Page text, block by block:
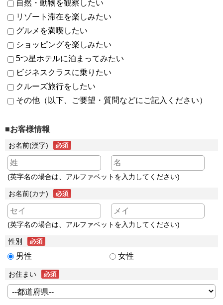
自然・動物を観察したい
リゾート滞在を楽しみたい
グルメを満喫したい
ショッピングを楽しみたい
5つ星ホテルに泊まってみたい
ビジネスクラスに乗りたい
クルーズ旅行をしたい
その他（以下、ご要望・質問などにご記入ください）
■お客様情報
お名前(漢字)
(英字名の場合は、アルファベットを入力してください)
お名前(カナ)
(英字名の場合は、アルファベットを入力してください)
性別
男性 女性
お住まい